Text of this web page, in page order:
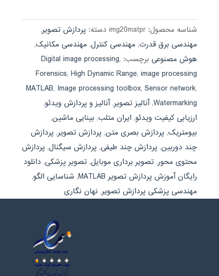
بود.
شناسه محصول: img20matpr دسته: پردازش تصویر,
مهندسی برق قدرت, مهندسی کنترل, مهندسی مکانیک,
هوش مصنوعی برچسب: Digital image processing,
Forensics,High Dynamic Range,image processing
MATLAB, Image processing toolbox,Sensor network,
Watermarking
,آنالیز تصویر,آنالیز و پردازش ویدئو,
ارزیابی کیفیت ویدئو, ایران متلب, بینایی ماشین,
بیومتریک, پردازش بصری متن, پردازش تصویر, پردازش
چند دوربین, پردازش چند طیفی, پردازش سیگنال, پردازش
محتوی محور, تصویر برداری موبایل, تصویر پزشکی, دانلود
رایگان آموزش پردازش تصویر MATLAB
, شناسایی الگو,
مهندسی پزشکی پردازش تصویر, نهان نگاری